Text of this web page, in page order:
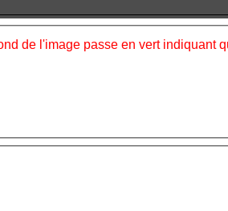
de l'image passe en vert indiquant